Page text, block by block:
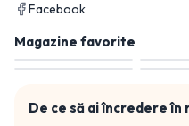
Facebook
Magazine favorite
De ce să ai încredere în